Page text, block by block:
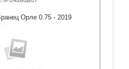
Орле 0.75 - 2019